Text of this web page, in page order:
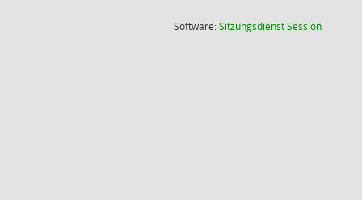
Software:SitzungsdienstSession(Wird in